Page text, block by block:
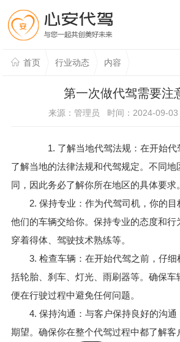
首页 行业动态 内容
第一次做代驾需要注
来源：管理员 时间：2024-09-
1. 了解当地代驾法规：在开始代驾
了解当地的法律法规和代驾规定。不同地
同，因此务必了解你所在地区的具体要求。
2. 保持专业：作为代驾司机，你的目
他们的车辆交给你。保持专业的态度和行
穿着得体、驾驶技术熟练等。
3. 检查车辆：在开始代驾之前，仔细
括轮胎、刹车、灯光、雨刷器等。确保车
便在行驶过程中避免任何问题。
4. 保持沟通：与客户保持良好的沟通
期望。确保你在整个代驾过程中都了解客